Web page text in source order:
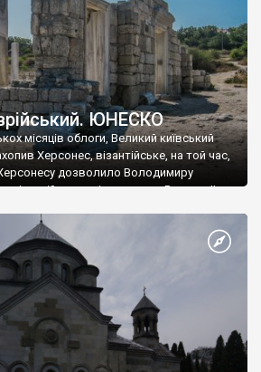
ЮНЕСКО
місяців облоги, Великий київський
Херсонес, візантійське, на той час,
дозволило Володимиру
візантійському імператору Василю ІІ, та
язичник, став Василем-християнином.
Русі. На честь Херсонесу Таврійського